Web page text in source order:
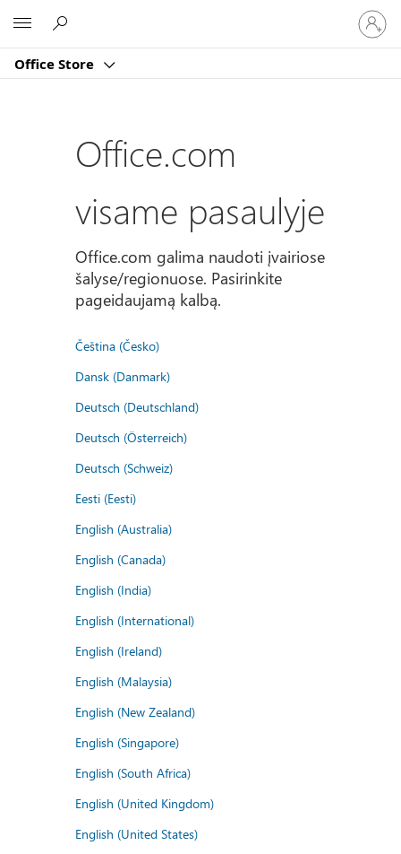
Office Store
prie
Office.com
visame pasaulyje
Office.com galima naudoti įvairiose
šalyse/regionuose. Pasirinkite
pageidaujamą kalbą.
Čeština (Česko)
Dansk (Danmark)
Deutsch (Deutschland)
Deutsch (Österreich)
Deutsch (Schweiz)
Eesti (Eesti)
English (Australia)
English (Canada)
English (India)
English (International)
English (Ireland)
English (Malaysia)
English (New Zealand)
English (Singapore)
English (South Africa)
English (United Kingdom)
English (United States)